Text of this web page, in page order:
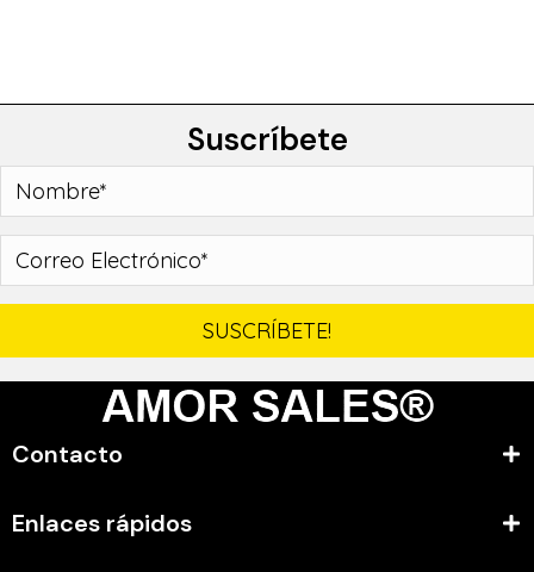
Suscríbete
SUSCRÍBETE!
Contacto
Enlaces rápidos